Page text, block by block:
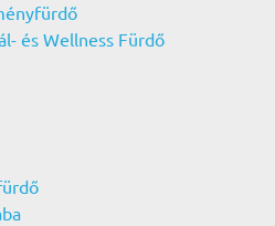
és Wellness Fürdő